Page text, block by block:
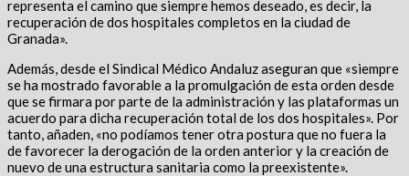
representa el camino que siempre hemos deseado, es decir, la
recuperación de dos hospitales completos en la ciudad de
Granada».
Además, desde el Sindical Médico Andaluz aseguran que «siempre
se ha mostrado favorable a la promulgación de esta orden desde
que se firmara por parte de la administración y las plataformas un
acuerdo para dicha recuperación total de los dos hospitales». Por
tanto, añaden, «no podíamos tener otra postura que no fuera la
de favorecer la derogación de la orden anterior y la creación de
nuevo de una estructura sanitaria como la preexistente».